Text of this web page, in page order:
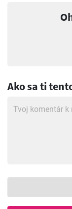
Ako sa ti